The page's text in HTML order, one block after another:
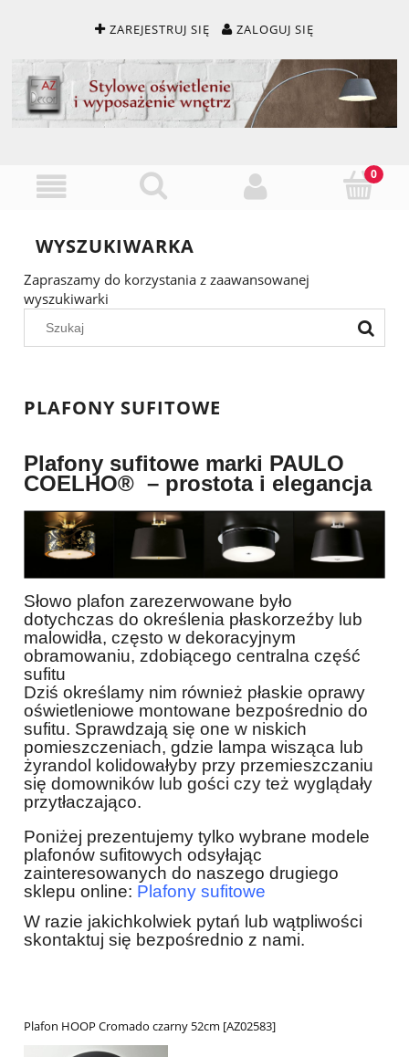
ZAREJESTRUJ SIĘ ZALOGUJ SIĘ
WYSZUKIWARKA
Zapraszamy do korzystania z zaawansowanej
wyszukiwarki
PLAFONY SUFITOWE
Plafony sufitowe marki PAULO
COELHO® – prostota i elegancja
Słowo plafon zarezerwowane było
dotychczas do określenia płaskorzeźby lub
malowidła, często w dekoracyjnym
obramowaniu, zdobiącego centralna część
sufitu
Dziś określamy nim również płaskie oprawy
oświetleniowe montowane bezpośrednio do
sufitu. Sprawdzają się one w niskich
pomieszczeniach, gdzie lampa wisząca lub
żyrandol kolidowałyby przy przemieszczaniu
się domowników lub gości czy też wyglądały
przytłaczająco.
Poniżej prezentujemy tylko wybrane modele
plafonów sufitowych odsyłając
zainteresowanych do naszego drugiego
sklepu online: Plafony sufitowe
W razie jakichkolwiek pytań lub wątpliwości
skontaktuj się bezpośrednio z nami.
Plafon HOOP Cromado czarny 52cm [AZ02583]